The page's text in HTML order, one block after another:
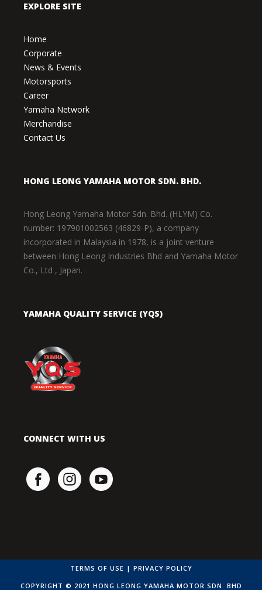
EXPLORE SITE
Home
Corporate
News & Events
Motorsports
Career
Yamaha Network
Merchandise
Contact Us
HONG LEONG YAMAHA MOTOR SDN. BHD.
Hong Leong Yamaha Motor Sdn. Bhd. (HLYM) Co.
number: 197901002563 (46829-P), a company
incorporated in Malaysia in 1978, is a joint venture
between Hong Leong Industries Bhd and Yamaha Motor
Co., Ltd , Japan.
YAMAHA QUALITY SERVICE (YQS)
CONNECT WITH US
TERMS OF USE | PRIVACY POLICY
COPYRIGHT © 2021 HONG LEONG YAMAHA MOTOR SDN. BHD